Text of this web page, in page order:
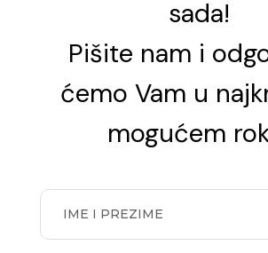
sada!
Pišite nam i
ćemo Vam u
mogućem